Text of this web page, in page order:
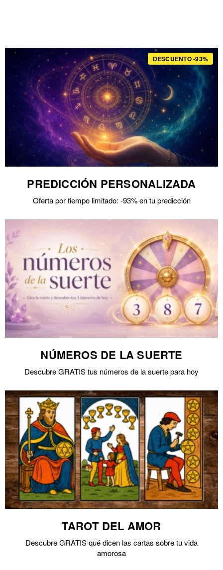
DESCUENTO -93%
PREDICCIÓN PERSONALIZADA
Oferta por tiempo limitado: -93% en tu predicción
NÚMEROS DE LA SUERTE
Descubre GRATIS tus números de la suerte para hoy
TAROT DEL AMOR
Descubre GRATIS qué dicen las cartas sobre tu vida
amorosa